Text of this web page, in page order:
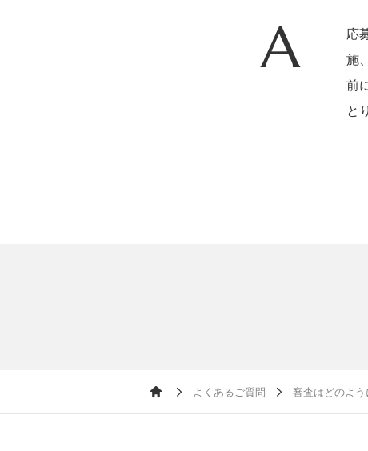
応
施
前
と
よくあるご質問 審査はどのよ